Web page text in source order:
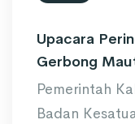
Upacara
Gerbong
Pemerintah
Badan